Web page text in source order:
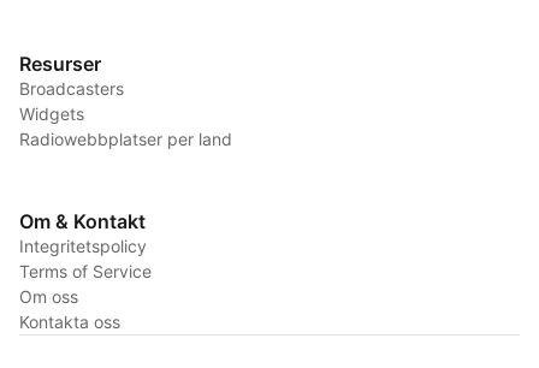
Resurser
Broadcasters
Widgets
Radiowebbplatser per land
Om & Kontakt
Integritetspolicy
Terms of Service
Om oss
Kontakta oss